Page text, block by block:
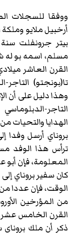
ووفقا للسجلات
أرخبيل ملايو
مسلم، اسمه بو له
القرن العاشر
تا(بونجتو)
التاجر-
الهدايا والتحيات
بروناي أرسل وفدا
ترأس هذا الوفد
المعلومة، فإن أبو
كان سفير بروناي
الوقت، فإن عددا
من المؤرخين